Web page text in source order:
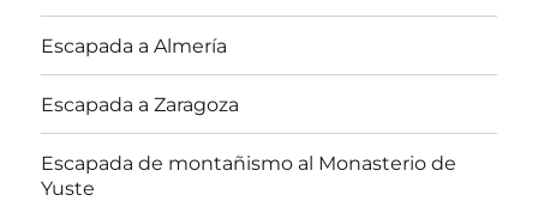
Escapada a Almería
Escapada a Zaragoza
Escapada de montañismo al Monasterio de
Yuste